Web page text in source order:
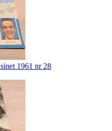
1961 nr 28